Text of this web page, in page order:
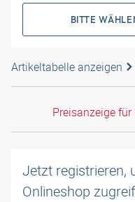
BITTE
Artikeltabelle anzeigen
Preisanzeige
Jetzt registrieren,
Onlineshop